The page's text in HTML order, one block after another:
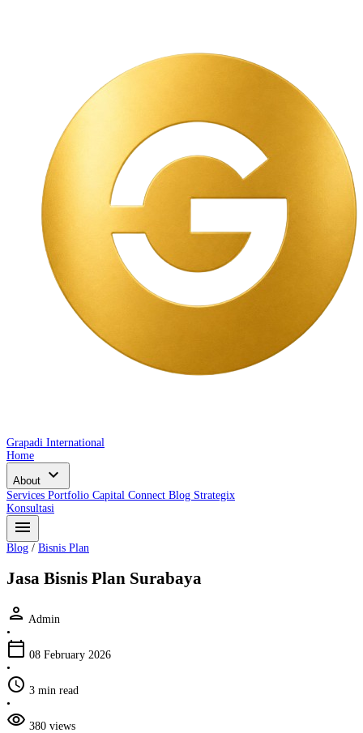
Grapadi International
Home
About expand_more
Services Portfolio Capital Connect Blog Strategix
Konsultasi
menu
Blog / Bisnis Plan
Jasa Bisnis Plan Surabaya
person Admin
•
calendar_today 08 February 2026
•
schedule 3 min read
•
visibility 380 views